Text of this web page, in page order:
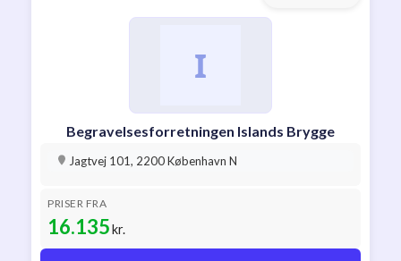
Begravelsesforretningen Islands Brygge
Jagtvej 101, 2200 København N
PRISER FRA
16.135kr.